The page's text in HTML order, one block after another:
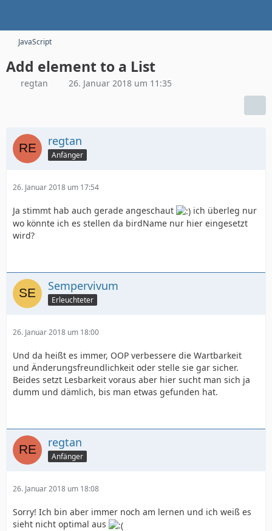
JavaScript
Add element to a List
regtan 26. Januar 2018 um 11:35
regtan
Anfänger
26. Januar 2018 um 17:54
Ja stimmt hab auch gerade angeschaut
ich überleg nur
wo könnte ich es stellen da birdName nur hier eingesetzt
wird?
Sempervivum
Erleuchteter
26. Januar 2018 um 18:00
Und da heißt es immer, OOP verbessere die Wartbarkeit
und Änderungsfreundlichkeit oder stelle sie gar sicher.
Beides setzt Lesbarkeit voraus aber hier sucht man sich ja
dumm und dämlich, bis man etwas gefunden hat.
regtan
Anfänger
26. Januar 2018 um 18:08
Sorry! Ich bin aber immer noch am lernen und ich weiß es
sieht nicht optimal aus